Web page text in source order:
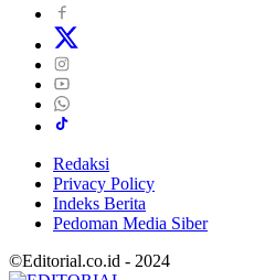
Redaksi
Privacy Policy
Indeks Berita
Pedoman Media Siber
©Editorial.co.id - 2024